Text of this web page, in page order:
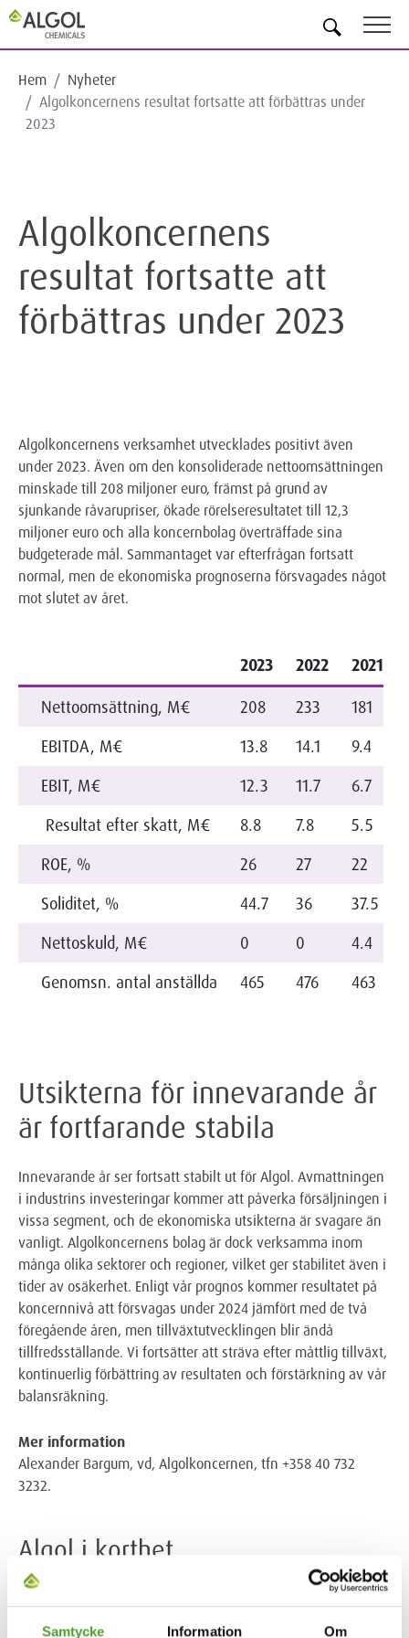
Samtycke Information Om
Hem
Nyheter
Algolkoncernens resultat fortsatte att förbättras under
2023
Algolkoncernens
resultat fortsatte att
förbättras under 2023
Algolkoncernens verksamhet utvecklades positivt även
under 2023. Även om den konsoliderade nettoomsättningen
minskade till 208 miljoner euro, främst på grund av
sjunkande råvarupriser, ökade rörelseresultatet till 12,3
miljoner euro och alla koncernbolag överträffade sina
budgeterade mål. Sammantaget var efterfrågan fortsatt
normal, men de ekonomiska prognoserna försvagades något
mot slutet av året.
2023 2022 2021
Nettoomsättning, M€ 208 233
181
EBITDA, M€
13.8 14.1
9.4
EBIT, M€
12.3 11.7
6.7
Resultat efter skatt, M€
8.8 7.8
5.5
ROE, %
26 27
22
Soliditet, %
44.7 36
37.5
Nettoskuld, M€
0 0
4.4
Genomsn. antal anställda
465 476 463
Utsikterna för innevarande år
är fortfarande stabila
Innevarande år ser fortsatt stabilt ut för Algol. Avmattningen
i industrins investeringar kommer att påverka försäljningen i
vissa segment, och de ekonomiska utsikterna är svagare än
vanligt. Algolkoncernens bolag är dock verksamma inom
många olika sektorer och regioner, vilket ger stabilitet även i
tider av osäkerhet. Enligt vår prognos kommer resultatet på
koncernnivå att försvagas under 2024 jämfört med de två
föregående åren, men tillväxtutvecklingen blir ändå
tillfredsställande. Vi fortsätter att sträva efter måttlig tillväxt,
kontinuerlig förbättring av resultaten och förstärkning av vår
balansräkning.
Mer information
Alexander Bargum, vd, Algolkoncernen, tfn +358 40 732
3232.
Algol i korthet
Algol är ett familjeföretag och en koncern som är verksam i